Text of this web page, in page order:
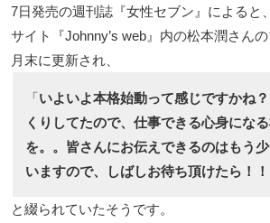
7日発売の週刊誌『女性セブン』によると
サイト『Johnny’s web』内の松本潤さん
月末に更新され、
「いよいよ本格始動って感じですかね？
くりしてたので、仕事できる心身にな
を。。皆さんにお伝えできるのはもう
いますので、しばしお待ち頂けたら！！
と綴られていたそうです。